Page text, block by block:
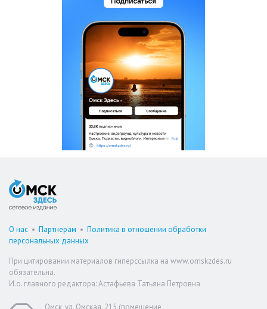
О нас • Партнерам • Политика в отношении обработки
персональных данных
При цитировании материалов гиперссылка на www.omskzdes.ru
обязательна.
И.о. главного редактора: Астафьева Татьяна Петровна